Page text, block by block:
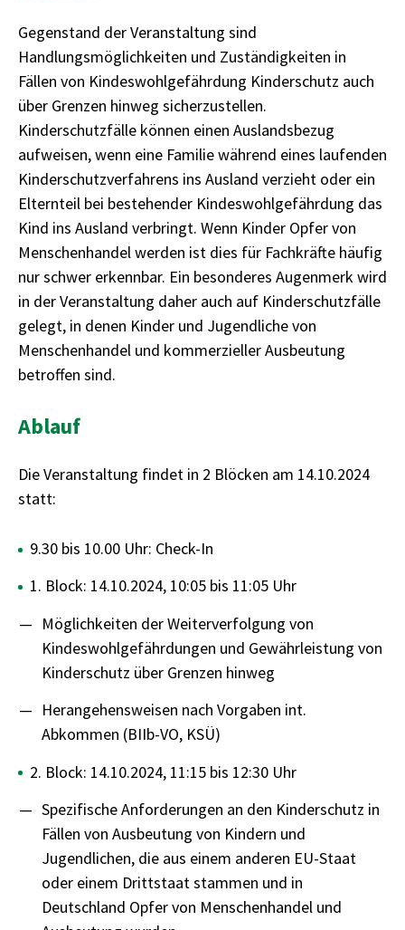
Gegenstand der Veranstaltung sind
Handlungsmöglichkeiten und Zuständigkeiten in
Fällen von Kindeswohlgefährdung Kinderschutz auch
über Grenzen hinweg sicherzustellen.
Kinderschutzfälle können einen Auslandsbezug
aufweisen, wenn eine Familie während eines laufenden
Kinderschutzverfahrens ins Ausland verzieht oder ein
Elternteil bei bestehender Kindeswohlgefährdung das
Kind ins Ausland verbringt. Wenn Kinder Opfer von
Menschenhandel werden ist dies für Fachkräfte häufig
nur schwer erkennbar. Ein besonderes Augenmerk wird
in der Veranstaltung daher auch auf Kinderschutzfälle
gelegt, in denen Kinder und Jugendliche von
Menschenhandel und kommerzieller Ausbeutung
betroffen sind.
Ablauf
Die Veranstaltung findet in 2 Blöcken am 14.10.2024
statt:
9.30 bis 10.00 Uhr: Check-In
1. Block: 14.10.2024, 10:05 bis 11:05 Uhr
Möglichkeiten der Weiterverfolgung von
Kindeswohlgefährdungen und Gewährleistung von
Kinderschutz über Grenzen hinweg
Herangehensweisen nach Vorgaben int.
Abkommen (BIIb-VO, KSÜ)
2. Block: 14.10.2024, 11:15 bis 12:30 Uhr
Spezifische Anforderungen an den Kinderschutz in
Fällen von Ausbeutung von Kindern und
Jugendlichen, die aus einem anderen EU-Staat
oder einem Drittstaat stammen und in
Deutschland Opfer von Menschenhandel und